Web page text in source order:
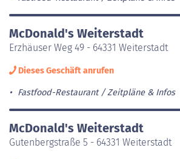
McDonald's Weiterstadt
Erzhäuser Weg 49 - 64331 Weiterstadt
Dieses Geschäft anrufen
Fastfood-Restaurant Zeitpläne & Infos
McDonald's Weiterstadt
Gutenbergstraße 5 - 64331 Weiterstadt